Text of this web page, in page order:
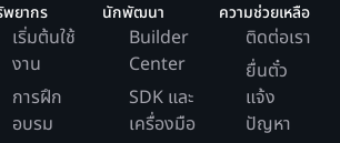
พยากร
เริ่มต้นใช้
งาน
การฝึก
อบรม
นักพัฒนา
Builder
Center
SDK และ
เครื่องมือ
ความช่วยเหลือ
ติดต่อเรา
ยื่นตั๋ว
แจ้ง
ปัญหา